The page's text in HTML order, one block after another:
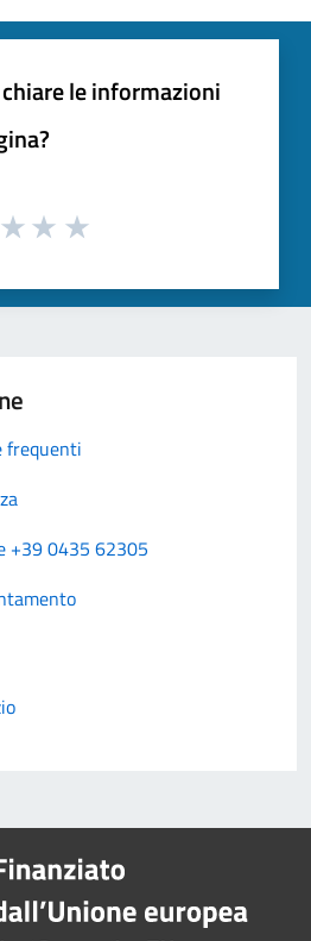
le informazioni
frequenti
+39 0435 62305